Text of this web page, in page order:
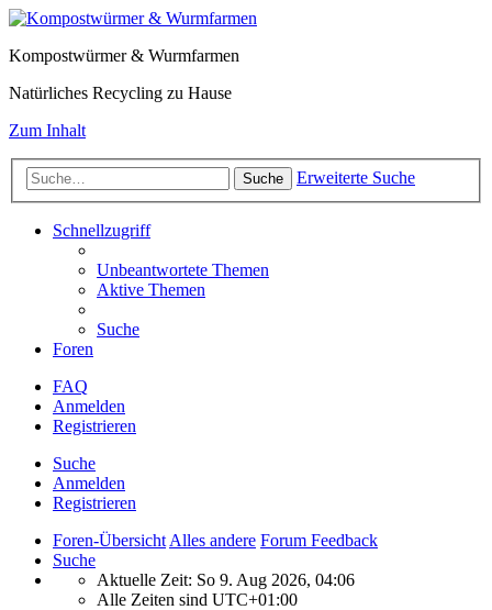
Kompostwürmer & Wurmfarmen
Natürliches Recycling zu Hause
Zum Inhalt
Suche Erweiterte Suche
Schnellzugriff
Unbeantwortete Themen
Aktive Themen
Suche
Foren
FAQ
Anmelden
Registrieren
Suche
Anmelden
Registrieren
Foren-Übersicht Alles andere Forum Feedback
Suche
Aktuelle Zeit: So 9. Aug 2026, 04:06
Alle Zeiten sind UTC+01:00